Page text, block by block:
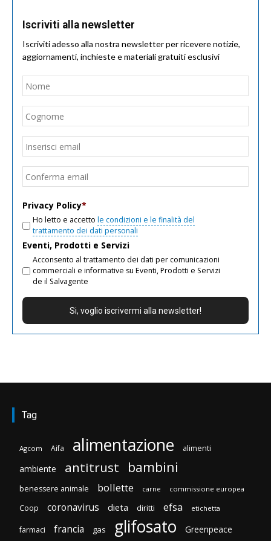
Iscriviti alla newsletter
Iscriviti adesso alla nostra newsletter per ricevere notizie,
aggiornamenti, inchieste e materiali gratuiti esclusivi
Nome
Email
Privacy Policy*
Ho letto e accetto le condizioni e le finalità del
trattamento dei dati personali
Eventi, Prodotti e Servizi
Acconsento al trattamento dei dati per comunicazioni
commerciali e informative su Eventi, Prodotti e Servizi
de il Salvagente
Tag
Agcom Aifa alimentazione alimenti
ambiente antitrust bambini
benessere animale bollette carne commissione europea
Coop coronavirus dieta diritti efsa etichetta
farmaci francia gas glifosato Greenpeace